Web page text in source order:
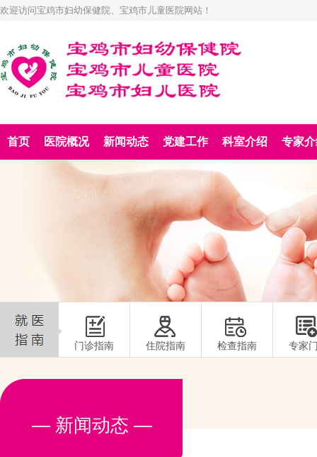
欢迎访问宝鸡市妇幼保健院、宝鸡市儿童医院网站！
首页 医院概况 新闻动态 党建工作 科室介绍 专家
门诊指南 住院指南 检查指南 专家
— 新闻动态 —